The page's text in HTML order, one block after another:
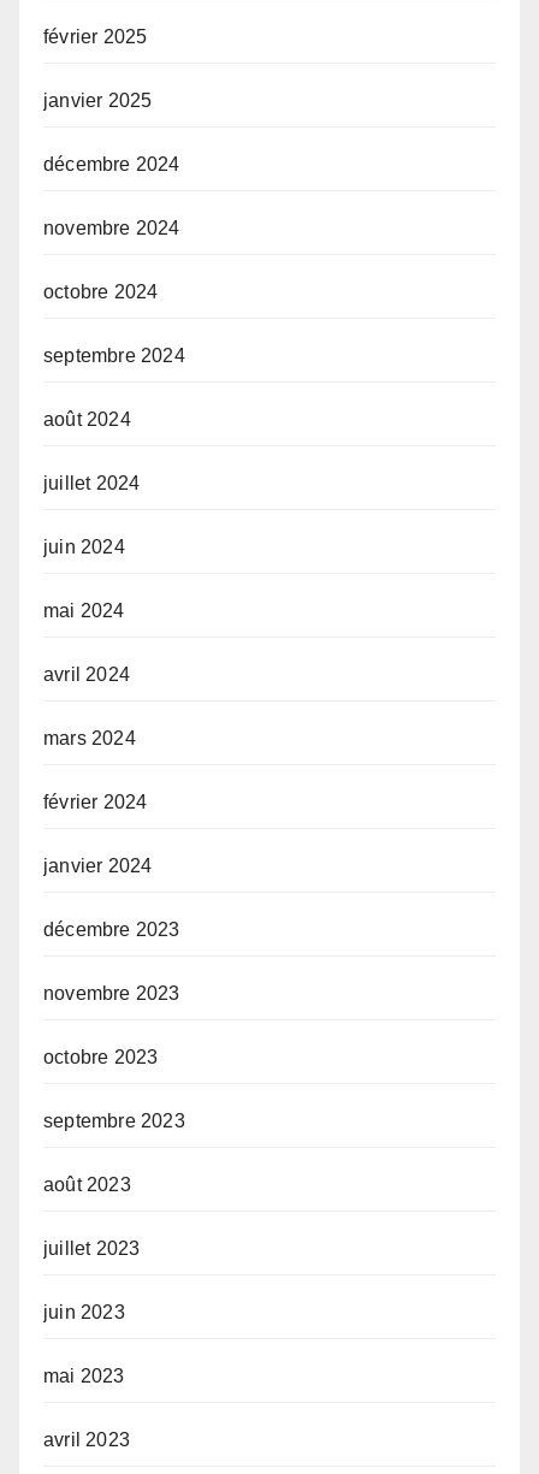
février 2025
janvier 2025
décembre 2024
novembre 2024
octobre 2024
septembre 2024
août 2024
juillet 2024
juin 2024
mai 2024
avril 2024
mars 2024
février 2024
janvier 2024
décembre 2023
novembre 2023
octobre 2023
septembre 2023
août 2023
juillet 2023
juin 2023
mai 2023
avril 2023